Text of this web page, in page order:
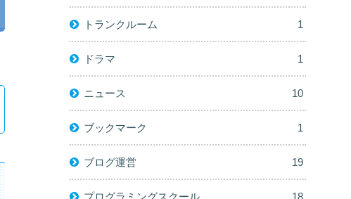
トランクルーム 1
ドラマ 1
ニュース 10
ブックマーク 1
ブログ運営 19
プログラミングスクール 18